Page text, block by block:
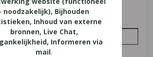
Vlaanderen.
noodzakelijk), Bijhouden
Inhoud van externe
bronnen, Live Chat,
Informeren via
mail.